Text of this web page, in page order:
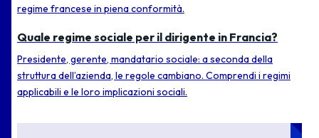
regime francese in piena conformità.
Quale regime sociale per il dirigente in Francia?
Presidente, gerente, mandatario sociale: a seconda della
struttura dell’azienda, le regole cambiano. Comprendi i regimi
applicabili e le loro implicazioni sociali.